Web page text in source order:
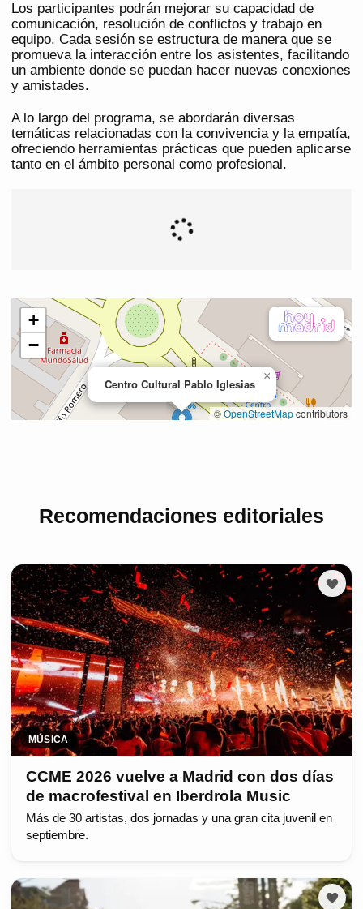
Los participantes podrán mejorar su capacidad de
comunicación, resolución de conflictos y trabajo en
equipo. Cada sesión se estructura de manera que se
promueva la interacción entre los asistentes, facilitando
un ambiente donde se puedan hacer nuevas conexiones
y amistades.
A lo largo del programa, se abordarán diversas
temáticas relacionadas con la convivencia y la empatía,
ofreciendo herramientas prácticas que pueden aplicarse
tanto en el ámbito personal como profesional.
Recomendaciones editoriales
MÚSICA
CCME 2026 vuelve a Madrid con dos días
de macrofestival en Iberdrola Music
Más de 30 artistas, dos jornadas y una gran cita juvenil en
septiembre.